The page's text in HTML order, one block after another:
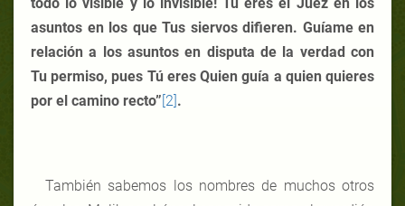
asuntos en los que Tus siervos difieren. Guíame en
relación a los asuntos en disputa de la verdad con
Tu permiso, pues Tú eres Quien guía a quien quieres
por el camino recto”[2].
También sabemos los nombres de muchos otros